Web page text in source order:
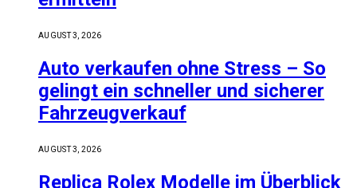
AUGUST 3, 2026
Auto verkaufen ohne Stress – So
gelingt ein schneller und sicherer
Fahrzeugverkauf
AUGUST 3, 2026
Replica Rolex Modelle im Überblick